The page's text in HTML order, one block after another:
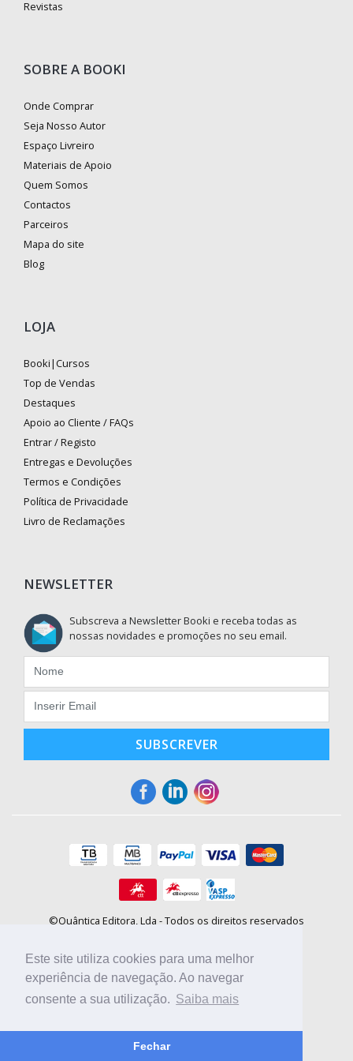
Este site utiliza cookies para uma melhor
experiência de navegação. Ao navegar
consente a sua utilização. Saiba mais
Fechar
Revistas
SOBRE A BOOKI
Onde Comprar
Seja Nosso Autor
Espaço Livreiro
Materiais de Apoio
Quem Somos
Contactos
Parceiros
Mapa do site
Blog
LOJA
Booki|Cursos
Top de Vendas
Destaques
Apoio ao Cliente / FAQs
Entrar / Registo
Entregas e Devoluções
Termos e Condições
Política de Privacidade
Livro de Reclamações
NEWSLETTER
Subscreva a Newsletter Booki e receba todas as
nossas novidades e promoções no seu email.
SUBSCREVER
©Quântica Editora, Lda - Todos os direitos reservados
E-mail: info@booki.pt
Tel.: +351 220 104 872(custo de chamada para a rede fixa